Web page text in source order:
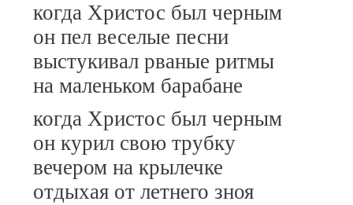
когда Христос был черным
он пел веселые песни
выстукивал рваные ритмы
на маленьком барабане
когда Христос был черным
он курил свою трубку
вечером на крылечке
отдыхая от летнего зноя